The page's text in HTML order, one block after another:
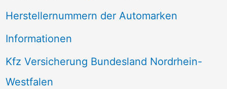
Herstellernummern der Automarken
Informationen
Kfz Versicherung Bundesland Nordrhein-
Westfalen